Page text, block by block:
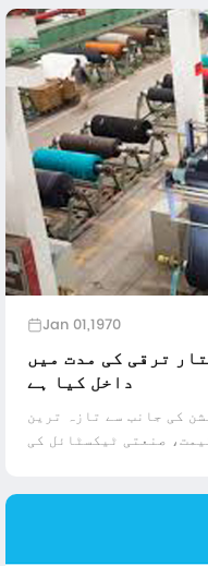
Jan 01,1970
ترقی کی مدت میں
داخل کیا ہے
کی جانب سے تازہ ترین
صنعتی ٹیکسٹائل کی